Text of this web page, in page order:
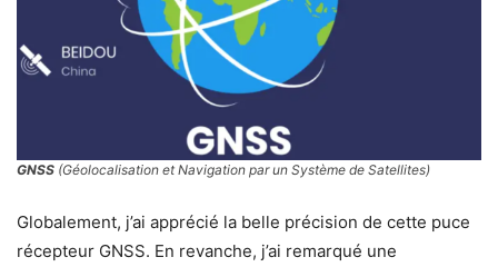
GNSS (Géolocalisation et Navigation par un Système de Satellites)
Globalement, j’ai apprécié la belle précision de cette puce
récepteur GNSS. En revanche, j’ai remarqué une